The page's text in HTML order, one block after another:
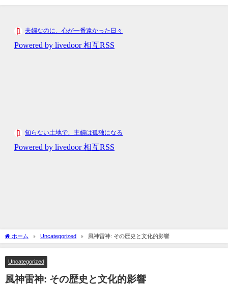
ホーム Uncategorized 風神雷神: その歴史と文化的影響
Uncategorized
風神雷神: その歴史と文化的影響